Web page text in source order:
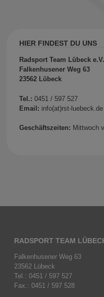
HIER FINDEST DU UNS
Radsport Team Lübeck e.V.
Falkenhusener Weg 63
23562 Lübeck
Tel.: 0451 / 597 527
Email: info(at)rst-luebeck.de
Geschäftszeiten: Mittwoch
RADSPORT TEAM
Falkenhusener Weg 63
23562 Lübeck
Tel.: 0451 / 597 527
Fax.: 0451 / 597 528